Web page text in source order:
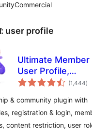
Commercial
user profile
Ultimate Member
User Profile,
Registration,
Content
& Membership
Plugin
(1,444कुल
दर)
& community plugin with
registration & login,
content restriction, user